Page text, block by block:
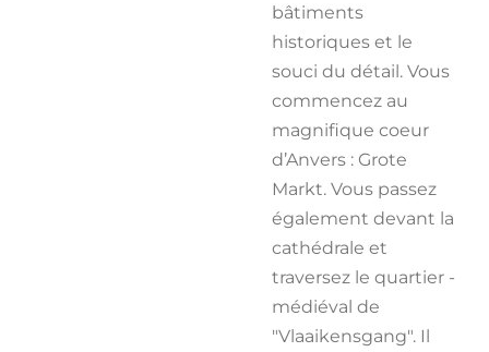
bâtiments
historiques et le
souci du détail. Vous
commencez au
magnifique coeur
d’Anvers : Grote
Markt. Vous passez
également devant la
cathédrale et
traversez le quartier ­
médiéval de
"Vlaaikensgang". Il